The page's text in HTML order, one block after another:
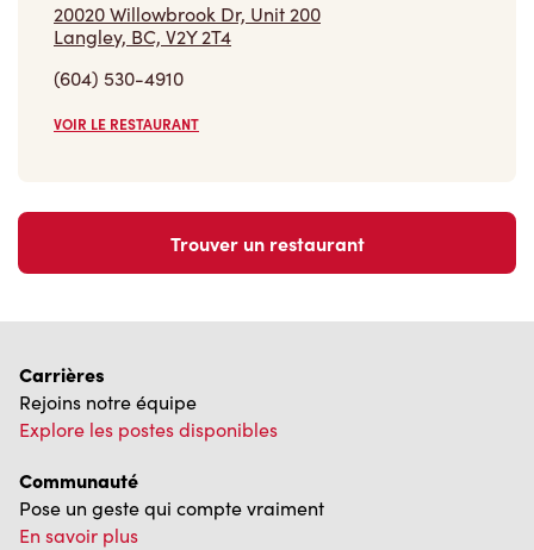
20020 Willowbrook Dr, Unit 200
Langley, BC, V2Y 2T4
(604) 530-4910
VOIR LE RESTAURANT
Trouver un restaurant
Carrières
Rejoins notre équipe
Explore les postes disponibles
Communauté
Pose un geste qui compte vraiment
En savoir plus